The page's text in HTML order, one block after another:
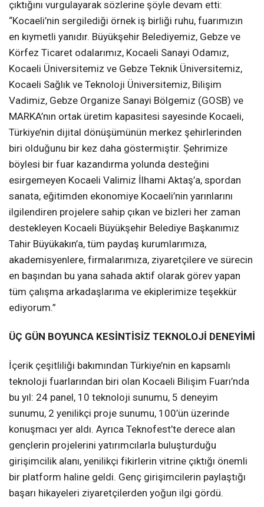
çıktığını vurgulayarak sözlerine şöyle devam etti:
“Kocaeli’nin sergilediği örnek iş birliği ruhu, fuarımızın
en kıymetli yanıdır. Büyükşehir Belediyemiz, Gebze ve
Körfez Ticaret odalarımız, Kocaeli Sanayi Odamız,
Kocaeli Üniversitemiz ve Gebze Teknik Üniversitemiz,
Kocaeli Sağlık ve Teknoloji Üniversitemiz, Bilişim
Vadimiz, Gebze Organize Sanayi Bölgemiz (GOSB) ve
MARKA’nın ortak üretim kapasitesi sayesinde Kocaeli,
Türkiye’nin dijital dönüşümünün merkez şehirlerinden
biri olduğunu bir kez daha göstermiştir. Şehrimize
böylesi bir fuar kazandırma yolunda desteğini
esirgemeyen Kocaeli Valimiz İlhami Aktaş’a, spordan
sanata, eğitimden ekonomiye Kocaeli’nin yarınlarını
ilgilendiren projelere sahip çıkan ve bizleri her zaman
destekleyen Kocaeli Büyükşehir Belediye Başkanımız
Tahir Büyükakın’a, tüm paydaş kurumlarımıza,
akademisyenlere, firmalarımıza, ziyaretçilere ve sürecin
en başından bu yana sahada aktif olarak görev yapan
tüm çalışma arkadaşlarıma ve ekiplerimize teşekkür
ediyorum.”
ÜÇ GÜN BOYUNCA KESİNTİSİZ TEKNOLOJİ DENEYİMİ
İçerik çeşitliliği bakımından Türkiye’nin en kapsamlı
teknoloji fuarlarından biri olan Kocaeli Bilişim Fuarı’nda
bu yıl: 24 panel, 10 teknoloji sunumu, 5 deneyim
sunumu, 2 yenilikçi proje sunumu, 100’ün üzerinde
konuşmacı yer aldı. Ayrıca Teknofest’te derece alan
gençlerin projelerini yatırımcılarla buluşturduğu
girişimcilik alanı, yenilikçi fikirlerin vitrine çıktığı önemli
bir platform haline geldi. Genç girişimcilerin paylaştığı
başarı hikayeleri ziyaretçilerden yoğun ilgi gördü.